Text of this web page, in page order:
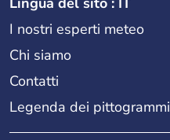
I nostri esperti meteo
Chi siamo
Contatti
Legenda dei pittogrammi